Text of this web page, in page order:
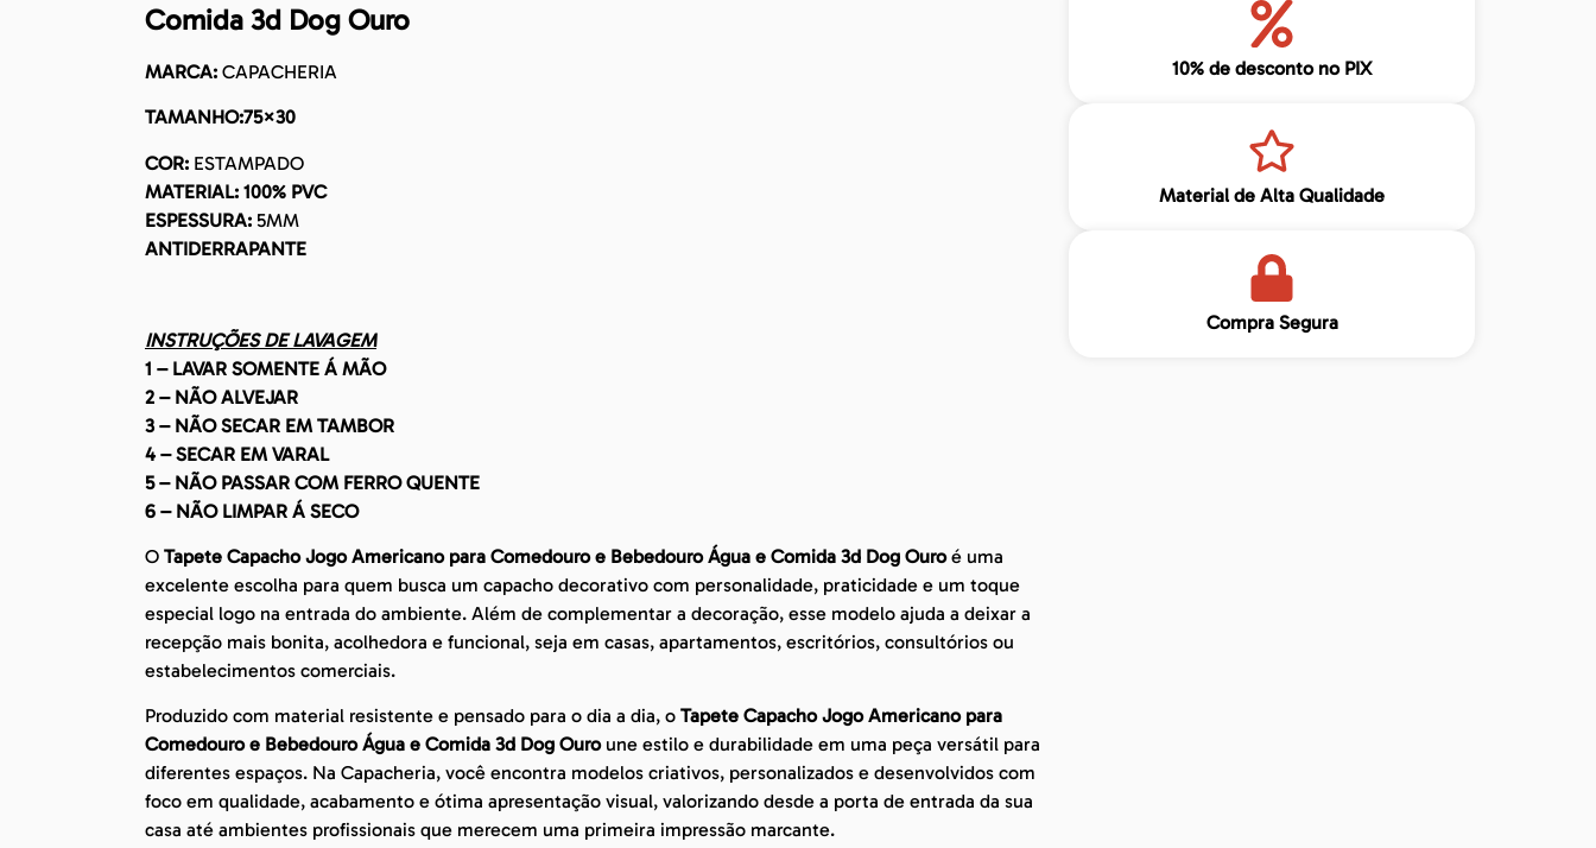
Comida 3d Dog Ouro
MARCA: CAPACHERIA
TAMANHO:75×30
COR: ESTAMPADO
MATERIAL: 100% PVC
ESPESSURA: 5MM
ANTIDERRAPANTE
INSTRUÇÕES DE LAVAGEM
1 – LAVAR SOMENTE Á MÃO
2 – NÃO ALVEJAR
3 – NÃO SECAR EM TAMBOR
4 – SECAR EM VARAL
5 – NÃO PASSAR COM FERRO QUENTE
6 – NÃO LIMPAR Á SECO
O Tapete Capacho Jogo Americano para Comedouro e Bebedouro Água e Comida 3d Dog Ouroé uma
excelente escolha para quem busca um capacho decorativo com personalidade, praticidade e um toque
especial logo na entrada do ambiente. Além de complementar a decoração, esse modelo ajuda a deixar a
recepção mais bonita, acolhedora e funcional, seja em casas, apartamentos, escritórios, consultórios ou
estabelecimentos comerciais.
Produzido com material resistente e pensado para o dia a dia, o Tapete Capacho Jogo Americano para
Comedouro e Bebedouro Água e Comida 3d Dog Ouroune estilo e durabilidade em uma peça versátil para
diferentes espaços. Na Capacheria, você encontra modelos criativos, personalizados e desenvolvidos com
foco em qualidade, acabamento e ótima apresentação visual, valorizando desde a porta de entrada da sua
casa até ambientes profissionais que merecem uma primeira impressão marcante.
10% de desconto no PIX
Material de Alta Qualidade
Compra Segura